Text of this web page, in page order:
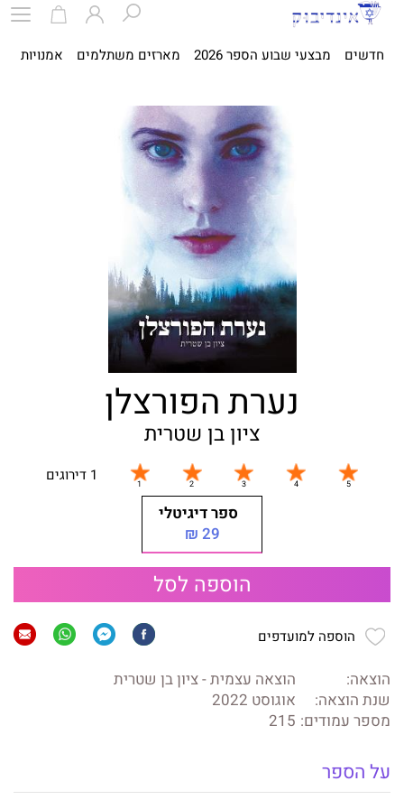
חדשים מבצעי שבוע הספר 2026 מארזים משתלמים אמנויות
נערת הפורצלן
ציון בן שטרית
1 דירוגים
ספר דיגיטלי
29 ₪
הוספה לסל
הוספה למועדפים
הוצאה:
הוצאה עצמית - ציון בן שטרית
שנת הוצאה:
אוגוסט 2022
מספר עמודים: 215
על הספר